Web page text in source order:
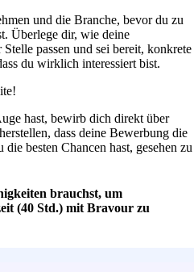
und die Branche, bevor du zu
Überlege dir, wie deine
passen und sei bereit, konkrete
du wirklich interessiert bist.
hast, bewirb dich direkt über
dass deine Bewerbung die
besten Chancen hast, gesehen zu
brauchst, um
(40 Std.) mit Bravour zu